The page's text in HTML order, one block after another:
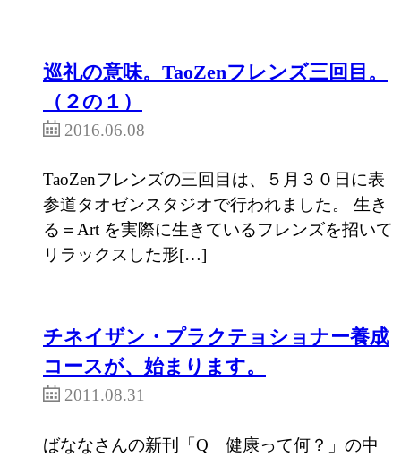
巡礼の意味。TaoZenフレンズ三回目。
（２の１）
2016.06.08
TaoZenフレンズの三回目は、５月３０日に表
参道タオゼンスタジオで行われました。 生き
る＝Art を実際に生きているフレンズを招いて
リラックスした形[…]
チネイザン・プラクテョショナー養成
コースが、始まります。
2011.08.31
ばななさんの新刊「Q 健康って何？」の中